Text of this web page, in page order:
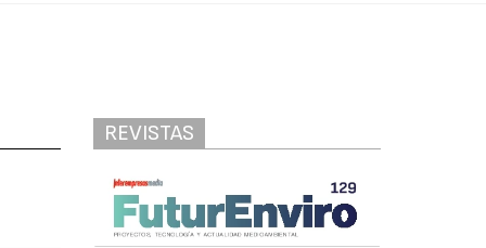
REVISTAS